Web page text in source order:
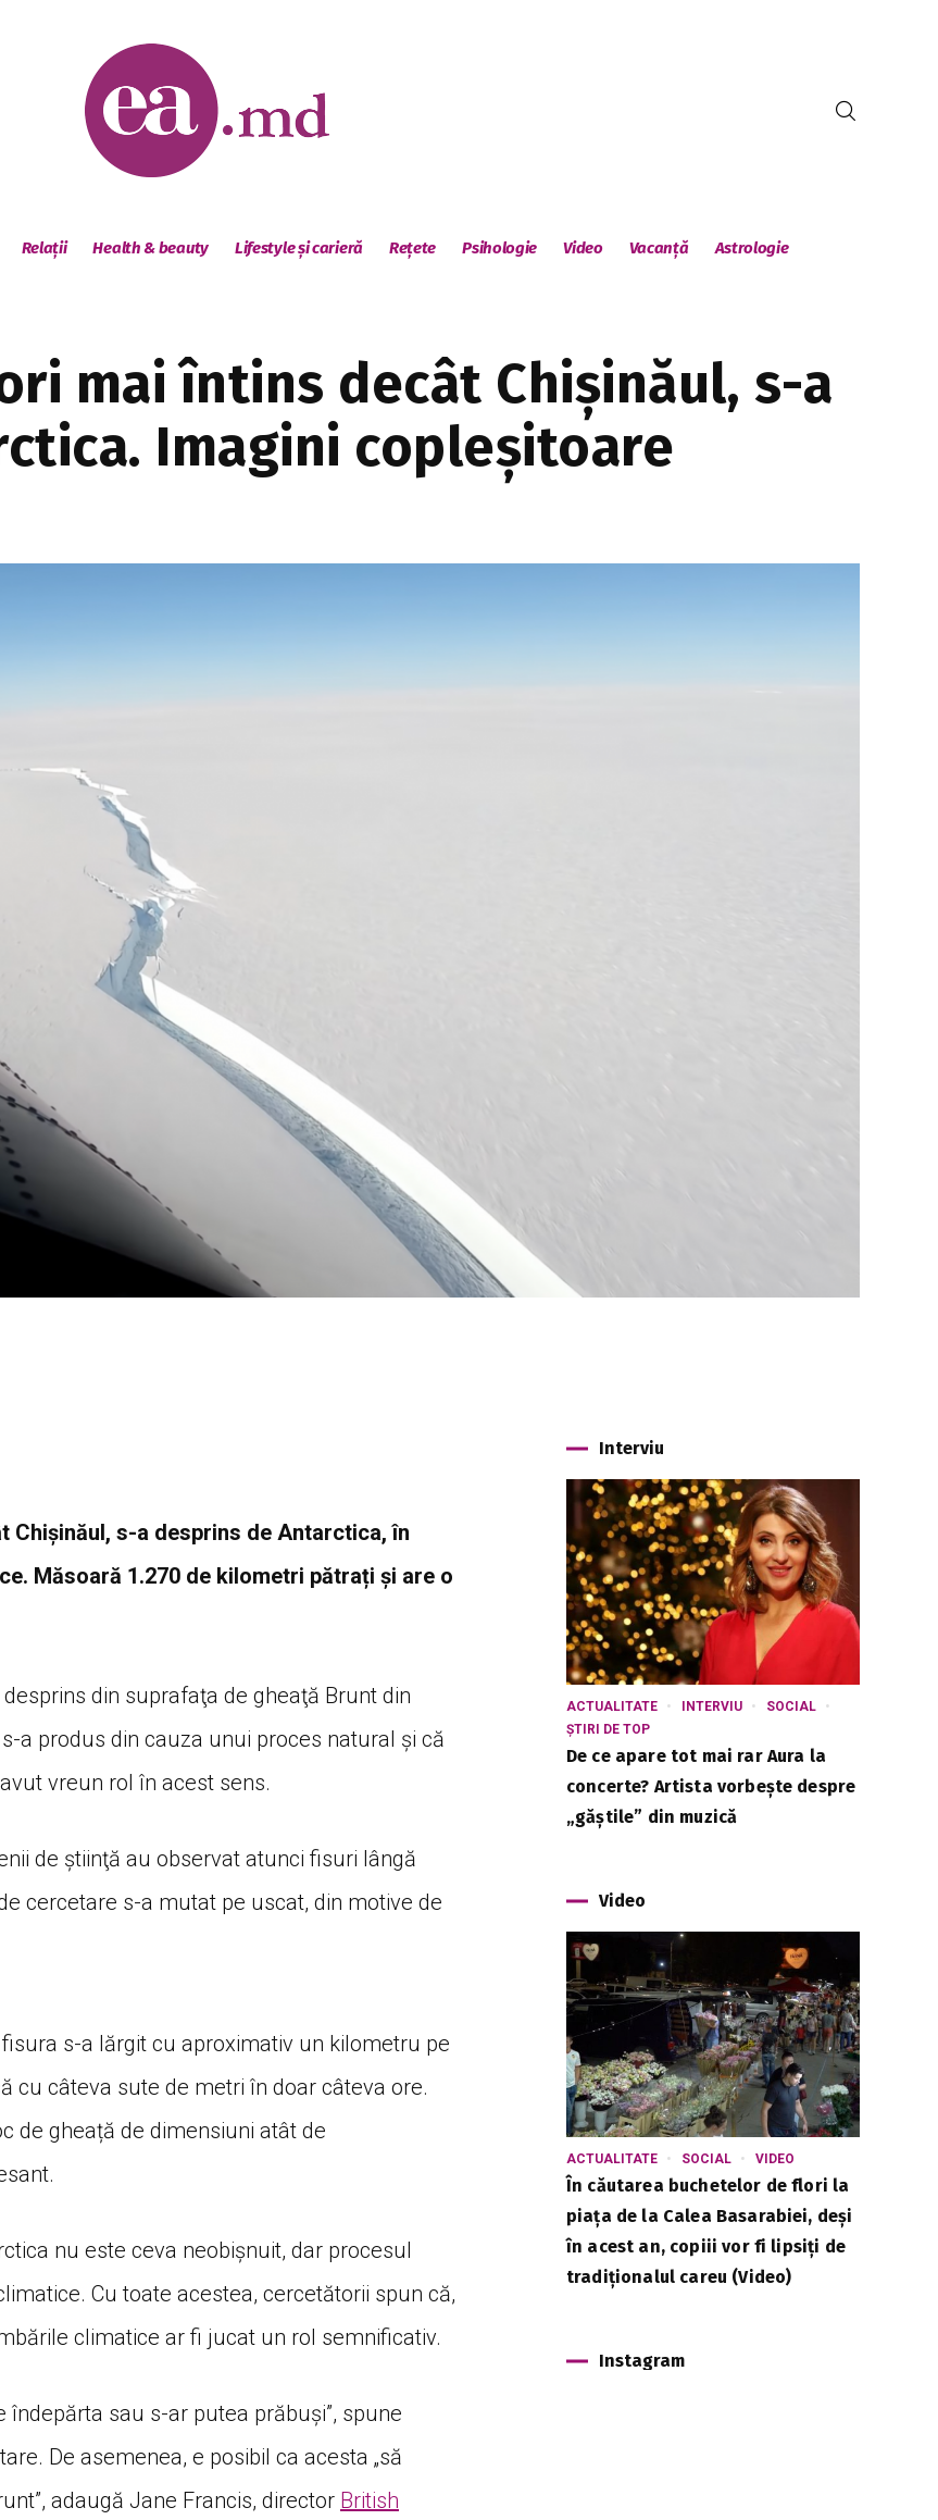
Relații Health & beauty Lifestyle și carieră Rețete Psihologie Video Vacanță Astrologie
mai întins decât Chișinăul, s-a
Imagini copleșitoare
Chișinăul, s-a desprins de Antarctica, în
Măsoară 1.270 de kilometri pătrați și are o
din suprafaţa de gheaţă Brunt din
a produs din cauza unui proces natural și că
vreun rol în acest sens.
de ştiinţă au observat atunci fisuri lângă
cercetare s-a mutat pe uscat, din motive de
s-a lărgit cu aproximativ un kilometru pe
cu câteva sute de metri în doar câteva ore.
de gheață de dimensiuni atât de
nu este ceva neobişnuit, dar procesul
Cu toate acestea, cercetătorii spun că,
climatice ar fi jucat un rol semnificativ.
sau s-ar putea prăbuşi”, spune
De asemenea, e posibil ca acesta „să
adaugă Jane Francis, director British
Interviu
ACTUALITATE INTERVIU
SOCIAL
ȘTIRI DE TOP
De ce apare tot mai rar Aura la
concerte? Artista vorbește despre
„găștile” din muzică
Video
ACTUALITATE SOCIAL VIDEO
În căutarea buchetelor de flori la
piața de la Calea Basarabiei, deși
în acest an, copiii vor fi lipsiți de
tradiționalul careu (Video)
Instagram